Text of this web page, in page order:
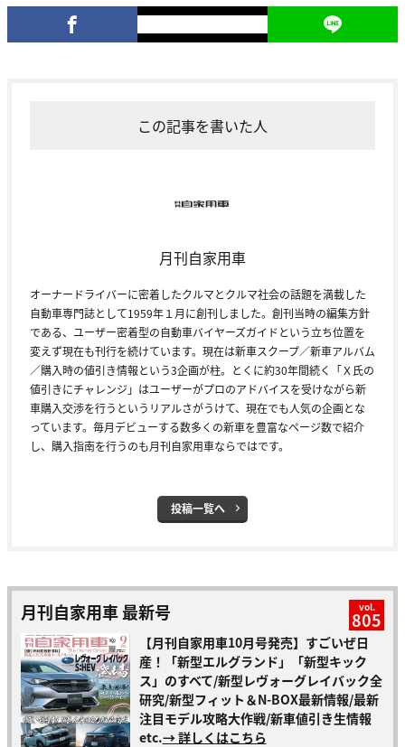
この記事を書いた人
月刊自家用車
オーナードライバーに密着したクルマとクルマ社会の話題を満載した
自動車専門誌として1959年１月に創刊しました。創刊当時の編集方針
である、ユーザー密着型の自動車バイヤーズガイドという立ち位置を
変えず現在も刊行を続けています。現在は新車スクープ／新車アルバム
／購入時の値引き情報という3企画が柱。とくに約30年間続く「Ｘ氏の
値引きにチャレンジ」はユーザーがプロのアドバイスを受けながら新
車購入交渉を行うというリアルさがうけて、現在でも人気の企画とな
っています。毎月デビューする数多くの新車を豊富なページ数で紹介
し、購入指南を行うのも月刊自家用車ならではです。
投稿一覧へ
月刊自家用車 最新号 vol.
805
【月刊自家用車10月号発売】すごいぜ日
産！「新型エルグランド」「新型キック
ス」のすべて/新型レヴォーグレイバック全
研究/新型フィット＆N-BOX最新情報/最新
注目モデル攻略大作戦/新車値引き生情報
etc.→ 詳しくはこちら